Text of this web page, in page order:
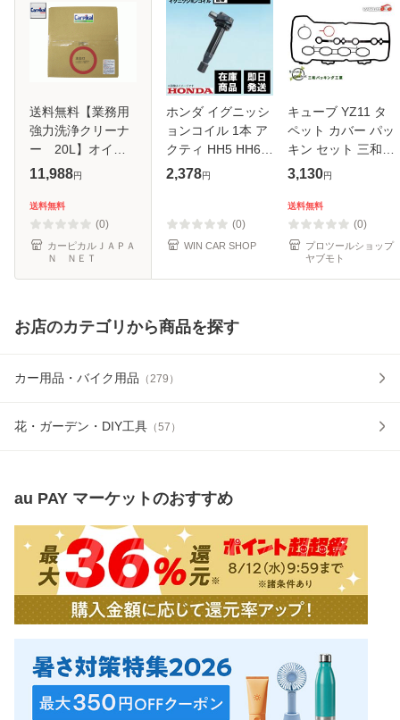
送料無料【業務用
強力洗浄クリーナ
ー 20L】オイル
汚れ プラスチック
垢汚れ 車内清掃 エ
ンジンルーム汚れ
11,988円
送料無料
(0)
カーピカルＪＡＰＡ
Ｎ ＮＥＴ
ホンダ イグニッシ
ョンコイル 1本 ア
クティ HH5 HH6
30520-RS8-004
2,378円
(0)
WIN CAR SHOP
キューブ YZ11 タ
ペット カバー パッ
キン セット 三和
VC603S H17.05〜
送料無料
3,130円
送料無料
(0)
プロツールショップ
ヤブモト
お店のカテゴリから商品を探す
カー用品・バイク用品 （ 279 ）
花・ガーデン・DIY工具 （57 ）
au PAY マーケットのおすすめ